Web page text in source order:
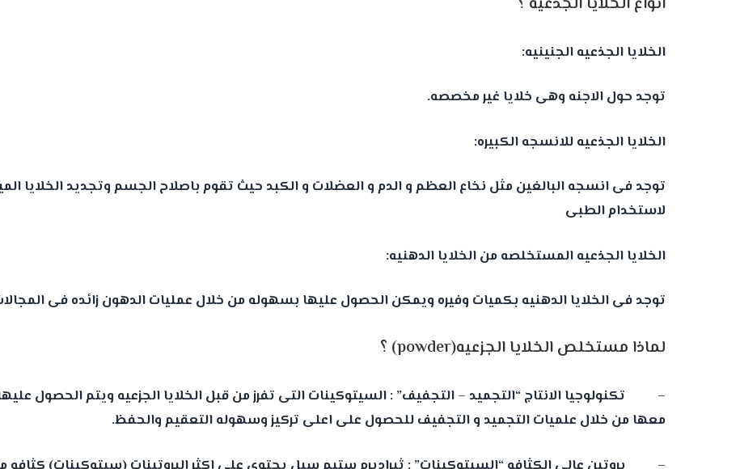
الخلايا الجذعيه الجنينيه:
توجد حول الاجنه وهى خلايا غير مخصصه.
الخلايا الجذعيه للانسجه الكبيره:
توجد فى انسجه البالغين مثل نخاع العظم و الدم و العضلات و الكبد حيث تقوم باصلاح الجسم وتجديد الخلايا
لاستخدام الطبى
الخلايا الجذعيه المستخلصه من الخلايا الدهنيه:
توجد فى الخلايا الدهنيه بكميات وفيره ويمكن الحصول عليها بسهوله من خلال عمليات الدهون زائده فى
لماذا مستخلص الخلايا الجزعيه(powder) ؟
– تكنولوجيا الانتاج “التجميد – التجفيف” : السيتوكينات التى تفرز من قبل الخلايا الجزعيه ويتم الحصول
معها من خلال علميات التجميد و التجفيف للحصول على اعلى تركيز وسهوله التعقيم والحفظ.